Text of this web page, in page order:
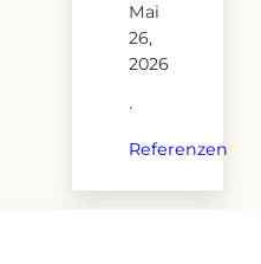
Mai
26,
2026
·
Referenzen